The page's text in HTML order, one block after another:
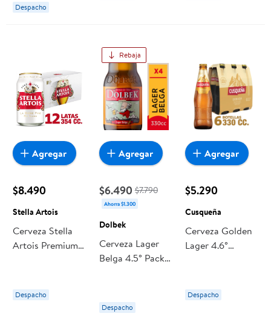
Despacho
$8.490
Stella Artois
Cerveza Stella
Artois Premium
Despacho
Agregar
Rebaja
$6.490 $7.790
Ahorra $1.300
Dolbek
Cerveza Lager
Belga 4.5° Pack
Despacho
Agregar
$5.290
Cusqueña
Cerveza Golden
Lager 4.6°
Cusqueña
Despacho
Agregar